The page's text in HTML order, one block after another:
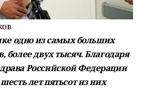
одно из самых больших
более двух тысяч. Благодаря
Российской Федерации
лет пятьсот из них